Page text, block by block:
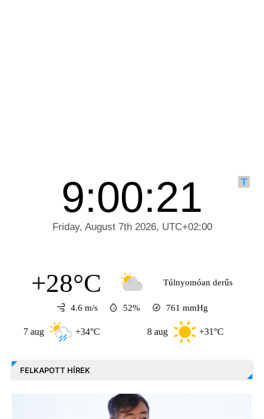
+28°C Túlnyomóan derűs
4.6 m/s 52% 761 mmHg
+34°C +31°C
FELKAPOTT HÍREK